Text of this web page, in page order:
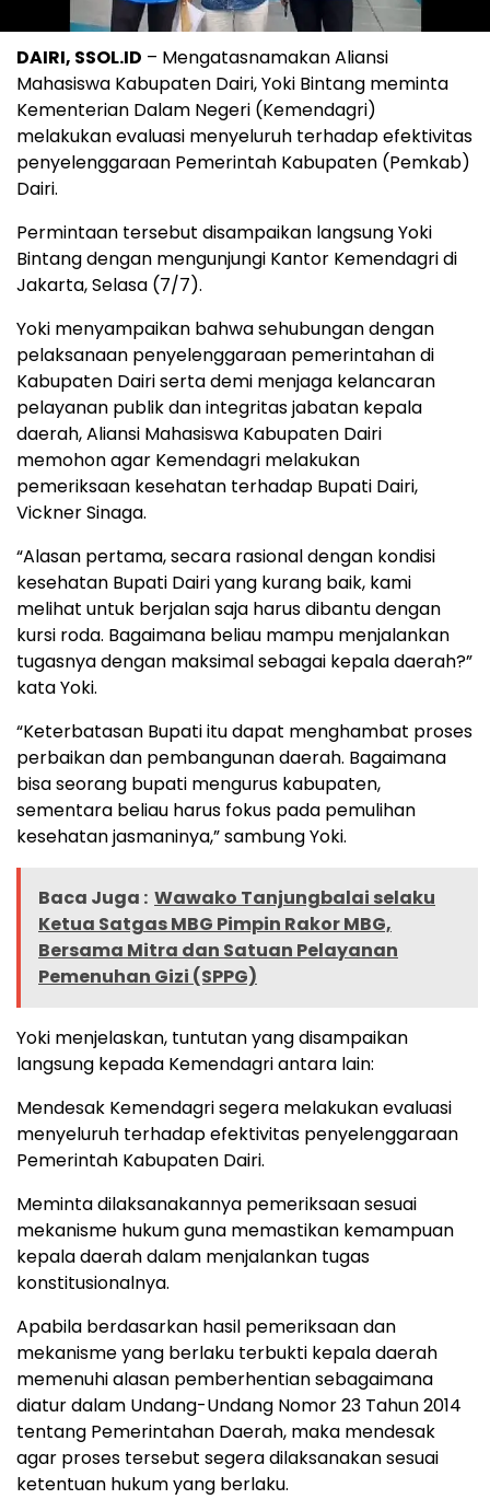
DAIRI, SSOL.ID – Mengatasnamakan Aliansi
Mahasiswa Kabupaten Dairi, Yoki Bintang meminta
Kementerian Dalam Negeri (Kemendagri)
melakukan evaluasi menyeluruh terhadap efektivitas
penyelenggaraan Pemerintah Kabupaten (Pemkab)
Dairi.
Permintaan tersebut disampaikan langsung Yoki
Bintang dengan mengunjungi Kantor Kemendagri di
Jakarta, Selasa (7/7).
Yoki menyampaikan bahwa sehubungan dengan
pelaksanaan penyelenggaraan pemerintahan di
Kabupaten Dairi serta demi menjaga kelancaran
pelayanan publik dan integritas jabatan kepala
daerah, Aliansi Mahasiswa Kabupaten Dairi
memohon agar Kemendagri melakukan
pemeriksaan kesehatan terhadap Bupati Dairi,
Vickner Sinaga.
“Alasan pertama, secara rasional dengan kondisi
kesehatan Bupati Dairi yang kurang baik, kami
melihat untuk berjalan saja harus dibantu dengan
kursi roda. Bagaimana beliau mampu menjalankan
tugasnya dengan maksimal sebagai kepala daerah?”
kata Yoki.
“Keterbatasan Bupati itu dapat menghambat proses
perbaikan dan pembangunan daerah. Bagaimana
bisa seorang bupati mengurus kabupaten,
sementara beliau harus fokus pada pemulihan
kesehatan jasmaninya,” sambung Yoki.
Baca Juga : Wawako Tanjungbalai selaku
Ketua Satgas MBG Pimpin Rakor MBG,
Bersama Mitra dan Satuan Pelayanan
Pemenuhan Gizi (SPPG)
Yoki menjelaskan, tuntutan yang disampaikan
langsung kepada Kemendagri antara lain:
Mendesak Kemendagri segera melakukan evaluasi
menyeluruh terhadap efektivitas penyelenggaraan
Pemerintah Kabupaten Dairi.
Meminta dilaksanakannya pemeriksaan sesuai
mekanisme hukum guna memastikan kemampuan
kepala daerah dalam menjalankan tugas
konstitusionalnya.
Apabila berdasarkan hasil pemeriksaan dan
mekanisme yang berlaku terbukti kepala daerah
memenuhi alasan pemberhentian sebagaimana
diatur dalam Undang-Undang Nomor 23 Tahun 2014
tentang Pemerintahan Daerah, maka mendesak
agar proses tersebut segera dilaksanakan sesuai
ketentuan hukum yang berlaku.